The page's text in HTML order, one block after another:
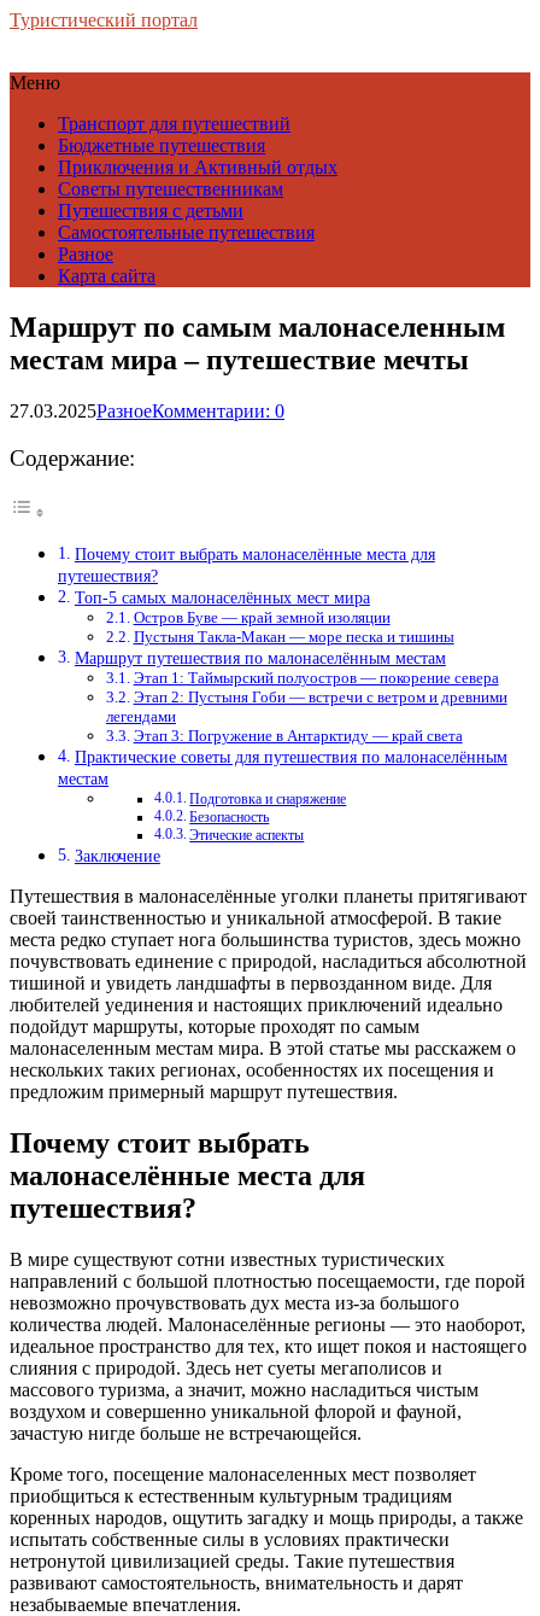
Туристический портал
Меню
Транспорт для путешествий
Бюджетные путешествия
Приключения и Активный отдых
Советы путешественникам
Путешествия с детьми
Самостоятельные путешествия
Разное
Карта сайта
Маршрут по самым малонаселенным
местам мира – путешествие мечты
27.03.2025РазноеКомментарии: 0
Содержание:
Почему стоит выбрать малонаселённые места для
путешествия?
Топ-5 самых малонаселённых мест мира
Остров Буве — край земной изоляции
Пустыня Такла-Макан — море песка и тишины
Маршрут путешествия по малонаселённым местам
Этап 1: Таймырский полуостров — покорение севера
Этап 2: Пустыня Гоби — встречи с ветром и древними
легендами
Этап 3: Погружение в Антарктиду — край света
Практические советы для путешествия по малонаселённым
местам
Подготовка и снаряжение
Безопасность
Этические аспекты
Заключение
Путешествия в малонаселённые уголки планеты притягивают
своей таинственностью и уникальной атмосферой. В такие
места редко ступает нога большинства туристов, здесь можно
почувствовать единение с природой, насладиться абсолютной
тишиной и увидеть ландшафты в первозданном виде. Для
любителей уединения и настоящих приключений идеально
подойдут маршруты, которые проходят по самым
малонаселенным местам мира. В этой статье мы расскажем о
нескольких таких регионах, особенностях их посещения и
предложим примерный маршрут путешествия.
Почему стоит выбрать
малонаселённые места для
путешествия?
В мире существуют сотни известных туристических
направлений с большой плотностью посещаемости, где порой
невозможно прочувствовать дух места из-за большого
количества людей. Малонаселённые регионы — это наоборот,
идеальное пространство для тех, кто ищет покоя и настоящего
слияния с природой. Здесь нет суеты мегаполисов и
массового туризма, а значит, можно насладиться чистым
воздухом и совершенно уникальной флорой и фауной,
зачастую нигде больше не встречающейся.
Кроме того, посещение малонаселенных мест позволяет
приобщиться к естественным культурным традициям
коренных народов, ощутить загадку и мощь природы, а также
испытать собственные силы в условиях практически
нетронутой цивилизацией среды. Такие путешествия
развивают самостоятельность, внимательность и дарят
незабываемые впечатления.